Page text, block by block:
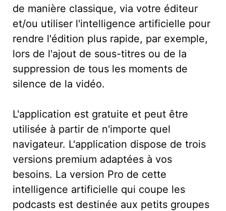
de manière classique, via votre éditeur
et/ou utiliser l'intelligence artificielle pour
rendre l'édition plus rapide, par exemple,
lors de l'ajout de sous-titres ou de la
suppression de tous les moments de
silence de la vidéo.
L'application est gratuite et peut être
utilisée à partir de n'importe quel
navigateur. L'application dispose de trois
versions premium adaptées à vos
besoins. La version Pro de cette
intelligence artificielle qui coupe les
podcasts est destinée aux petits groupes